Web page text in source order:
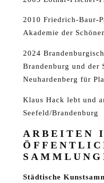
2010 Friedrich-Baur-
Akademie der
2024
Brandenburg und der
Neuhardenberg für
Klaus Hack lebt und
Seefeld/Brandenburg
ARBEITEN
Städtische